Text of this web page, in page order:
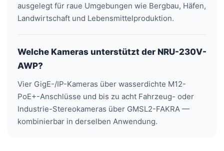
ausgelegt für raue Umgebungen wie Bergbau, Häfen,
Landwirtschaft und Lebensmittelproduktion.
Welche Kameras unterstützt der NRU-230V-
AWP?
Vier GigE-/IP-Kameras über wasserdichte M12-
PoE+-Anschlüsse und bis zu acht Fahrzeug- oder
Industrie-Stereokameras über GMSL2-FAKRA —
kombinierbar in derselben Anwendung.